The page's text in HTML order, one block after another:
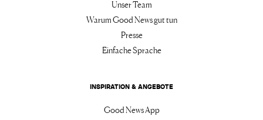
Unser Team
Warum Good News gut tun
Presse
Einfache Sprache
INSPIRATION & ANGEBOTE
Good News App